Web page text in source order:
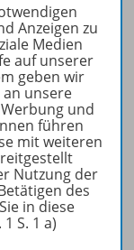
Anzeigen zu
Medien
auf unserer
geben wir
unsere
und
führen
mit weiteren
Nutzung der
des
in diese
S. 1 a)